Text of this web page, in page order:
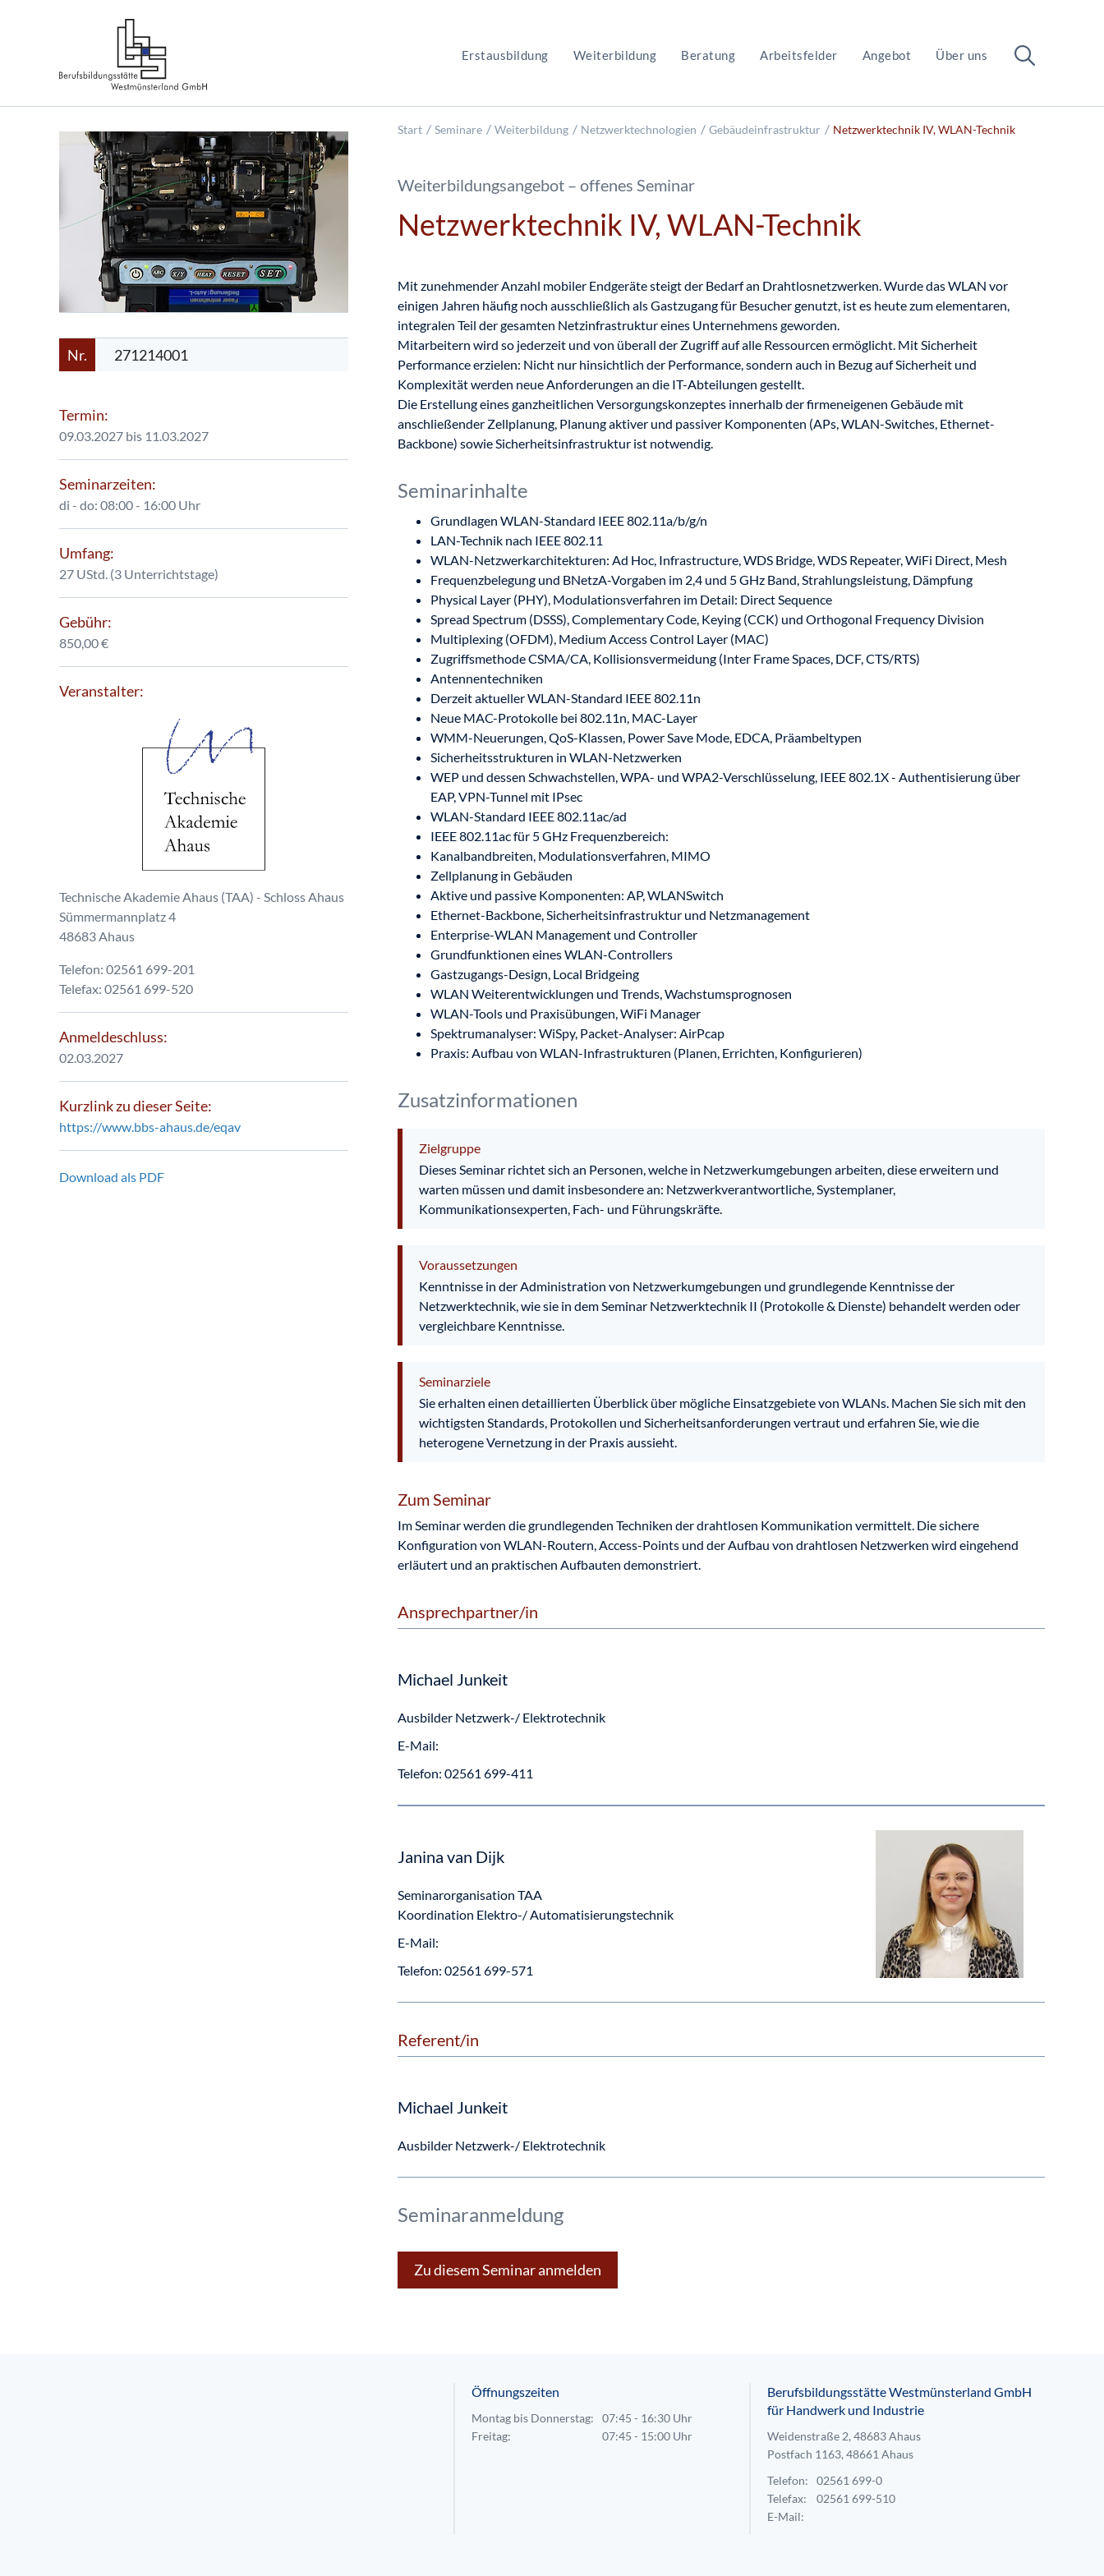
Erstausbildung Weiterbildung Beratung Arbeitsfelder Angebot Über uns
Nr. 271214001
Termin:
09.03.2027 bis 11.03.2027
Seminarzeiten:
di - do: 08:00 - 16:00 Uhr
Umfang:
27 UStd. (3 Unterrichtstage)
Gebühr:
850,00 €
Veranstalter:
Technische Akademie Ahaus (TAA) - Schloss Ahaus
Sümmermannplatz 4
48683 Ahaus
Telefon: 02561 699-201
Telefax: 02561 699-520
Anmeldeschluss:
02.03.2027
Kurzlink zu dieser Seite:
https://www.bbs-ahaus.de/eqav
Download als PDF
Start Seminare Weiterbildung Netzwerktechnologien Gebäudeinfrastruktur Netzwerktechnik IV, WLAN-Technik
Weiterbildungsangebot – offenes Seminar
Netzwerktechnik IV, WLAN-Technik
Mit zunehmender Anzahl mobiler Endgeräte steigt der Bedarf an Drahtlosnetzwerken. Wurde das WLAN vor
einigen Jahren häufig noch ausschließlich als Gastzugang für Besucher genutzt, ist es heute zum elementaren,
integralen Teil der gesamten Netzinfrastruktur eines Unternehmens geworden.
Mitarbeitern wird so jederzeit und von überall der Zugriff auf alle Ressourcen ermöglicht. Mit Sicherheit
Performance erzielen: Nicht nur hinsichtlich der Performance, sondern auch in Bezug auf Sicherheit und
Komplexität werden neue Anforderungen an die IT-Abteilungen gestellt.
Die Erstellung eines ganzheitlichen Versorgungskonzeptes innerhalb der firmeneigenen Gebäude mit
anschließender Zellplanung, Planung aktiver und passiver Komponenten (APs, WLAN-Switches, Ethernet-
Backbone) sowie Sicherheitsinfrastruktur ist notwendig.
Seminarinhalte
Grundlagen WLAN-Standard IEEE 802.11a/b/g/n
LAN-Technik nach IEEE 802.11
WLAN-Netzwerkarchitekturen: Ad Hoc, Infrastructure, WDS Bridge, WDS Repeater, WiFi Direct, Mesh
Frequenzbelegung und BNetzA-Vorgaben im 2,4 und 5 GHz Band, Strahlungsleistung, Dämpfung
Physical Layer (PHY), Modulationsverfahren im Detail: Direct Sequence
Spread Spectrum (DSSS), Complementary Code, Keying (CCK) und Orthogonal Frequency Division
Multiplexing (OFDM), Medium Access Control Layer (MAC)
Zugriffsmethode CSMA/CA, Kollisionsvermeidung (Inter Frame Spaces, DCF, CTS/RTS)
Antennentechniken
Derzeit aktueller WLAN-Standard IEEE 802.11n
Neue MAC-Protokolle bei 802.11n, MAC-Layer
WMM-Neuerungen, QoS-Klassen, Power Save Mode, EDCA, Präambeltypen
Sicherheitsstrukturen in WLAN-Netzwerken
WEP und dessen Schwachstellen, WPA- und WPA2-Verschlüsselung, IEEE 802.1X - Authentisierung über
EAP, VPN-Tunnel mit IPsec
WLAN-Standard IEEE 802.11ac/ad
IEEE 802.11ac für 5 GHz Frequenzbereich:
Kanalbandbreiten, Modulationsverfahren, MIMO
Zellplanung in Gebäuden
Aktive und passive Komponenten: AP, WLANSwitch
Ethernet-Backbone, Sicherheitsinfrastruktur und Netzmanagement
Enterprise-WLAN Management und Controller
Grundfunktionen eines WLAN-Controllers
Gastzugangs-Design, Local Bridgeing
WLAN Weiterentwicklungen und Trends, Wachstumsprognosen
WLAN-Tools und Praxisübungen, WiFi Manager
Spektrumanalyser: WiSpy, Packet-Analyser: AirPcap
Praxis: Aufbau von WLAN-Infrastrukturen (Planen, Errichten, Konfigurieren)
Zusatzinformationen
Zielgruppe
Dieses Seminar richtet sich an Personen, welche in Netzwerkumgebungen arbeiten, diese erweitern und
warten müssen und damit insbesondere an: Netzwerkverantwortliche, Systemplaner,
Kommunikationsexperten, Fach- und Führungskräfte.
Voraussetzungen
Kenntnisse in der Administration von Netzwerkumgebungen und grundlegende Kenntnisse der
Netzwerktechnik, wie sie in dem Seminar Netzwerktechnik II (Protokolle & Dienste) behandelt werden oder
vergleichbare Kenntnisse.
Seminarziele
Sie erhalten einen detaillierten Überblick über mögliche Einsatzgebiete von WLANs. Machen Sie sich mit den
wichtigsten Standards, Protokollen und Sicherheitsanforderungen vertraut und erfahren Sie, wie die
heterogene Vernetzung in der Praxis aussieht.
Zum Seminar
Im Seminar werden die grundlegenden Techniken der drahtlosen Kommunikation vermittelt. Die sichere
Konfiguration von WLAN-Routern, Access-Points und der Aufbau von drahtlosen Netzwerken wird eingehend
erläutert und an praktischen Aufbauten demonstriert.
Ansprechpartner/in
Michael Junkeit
Ausbilder Netzwerk-/ Elektrotechnik
E-Mail:
Telefon: 02561 699-411
Janina van Dijk
Seminarorganisation TAA
Koordination Elektro-/ Automatisierungstechnik
E-Mail:
Telefon: 02561 699-571
Referent/in
Michael Junkeit
Ausbilder Netzwerk-/ Elektrotechnik
Seminaranmeldung
Zu diesem Seminar anmelden
Öffnungszeiten
Montag bis Donnerstag:
07:45 - 16:30 Uhr
Freitag:
07:45 - 15:00 Uhr
Berufsbildungsstätte Westmünsterland GmbH
für Handwerk und Industrie
Weidenstraße 2, 48683 Ahaus
Postfach 1163, 48661 Ahaus
Telefon:
02561 699-0
Telefax:
02561 699-510
E-Mail: